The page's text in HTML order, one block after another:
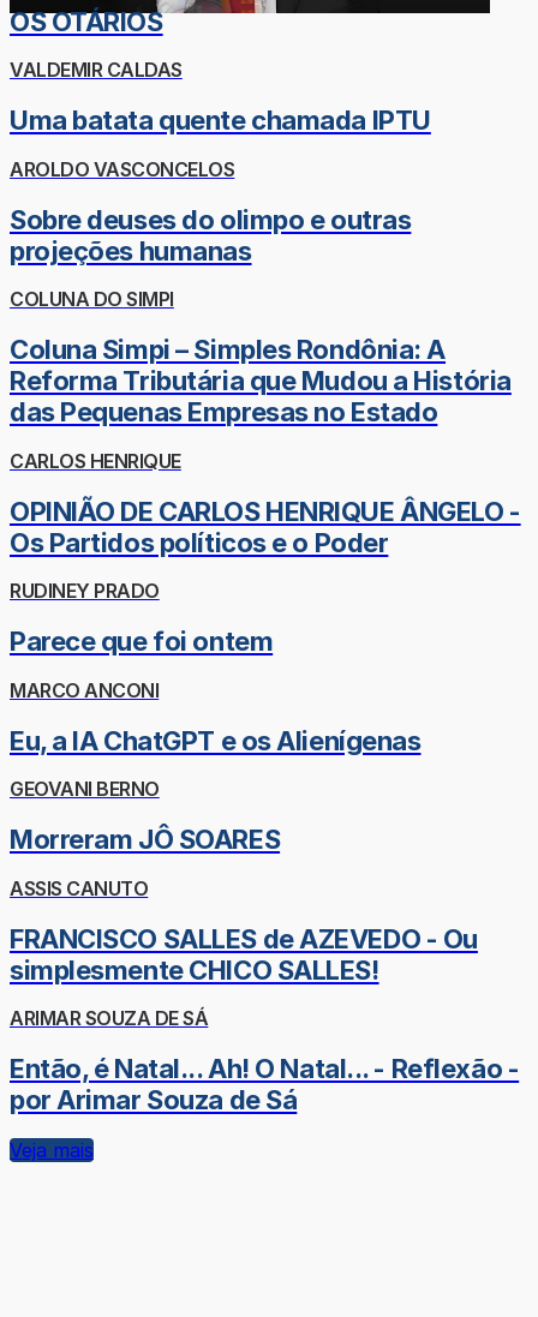
OS OTÁRIOS
VALDEMIR CALDAS
Uma batata quente chamada IPTU
AROLDO VASCONCELOS
Sobre deuses do olimpo e outras
projeções humanas
COLUNA DO SIMPI
Coluna Simpi – Simples Rondônia: A
Reforma Tributária que Mudou a História
das Pequenas Empresas no Estado
CARLOS HENRIQUE
OPINIÃO DE CARLOS HENRIQUE ÂNGELO -
Os Partidos políticos e o Poder
RUDINEY PRADO
Parece que foi ontem
MARCO ANCONI
Eu, a IA ChatGPT e os Alienígenas
GEOVANI BERNO
Morreram JÔ SOARES
ASSIS CANUTO
FRANCISCO SALLES de AZEVEDO - Ou
simplesmente CHICO SALLES!
ARIMAR SOUZA DE SÁ
Então, é Natal... Ah! O Natal... - Reflexão -
por Arimar Souza de Sá
Veja mais